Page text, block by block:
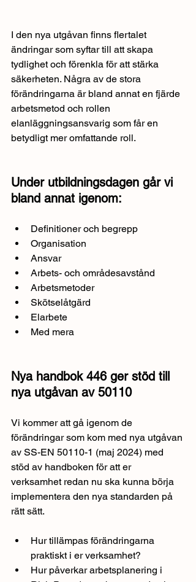
I den nya utgåvan finns flertalet
ändringar som syftar till att skapa
tydlighet och förenkla för att stärka
säkerheten. Några av de stora
förändringarna är bland annat en fjärde
arbetsmetod och rollen
elanläggningsansvarig som får en
betydligt mer omfattande roll.
Under utbildningsdagen går vi
bland annat igenom:
Definitioner och begrepp
Organisation
Ansvar
Arbets- och områdesavstånd
Arbetsmetoder
Skötselåtgärd
Elarbete
Med mera
Nya handbok 446 ger stöd till
nya utgåvan av 50110
Vi kommer att gå igenom de
förändringar som kom med nya utgåvan
av SS-EN 50110-1 (maj 2024) med
stöd av handboken för att er
verksamhet redan nu ska kunna börja
implementera den nya standarden på
rätt sätt.
Hur tillämpas förändringarna
praktiskt i er verksamhet?
Hur påverkar arbetsplanering i